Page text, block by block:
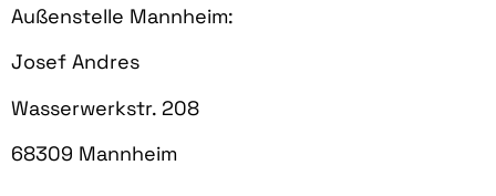
Außenstelle Mannheim:
Josef Andres
Wasserwerkstr. 208
68309 Mannheim